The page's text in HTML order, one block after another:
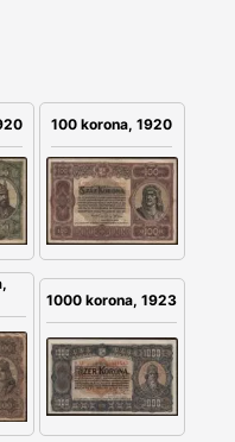
100 korona, 1920
1000 korona, 1923